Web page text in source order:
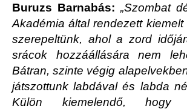
Buruzs Barnabás: „Szombat
Akadémia által rendezett
szerepeltünk, ahol a zord
srácok hozzáállására nem
Bátran, szinte végig
játszottunk labdával és labda
Külön kiemelendő,